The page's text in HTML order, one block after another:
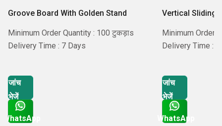
Groove Board With Golden Stand
Minimum Order Quantity : 100 टुकड़ाs
Delivery Time : 7 Days
जांच
भेजें
WhatsApp
Vertical Sliding
Minimum Order
Delivery Time :
जांच
भेजें
WhatsApp